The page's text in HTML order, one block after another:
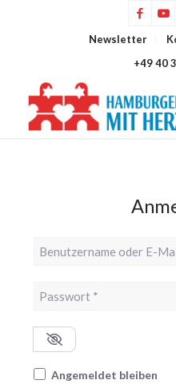
Newsletter
+49 40
Benutzername oder E-
Passwort *
Angemeldet bleiben